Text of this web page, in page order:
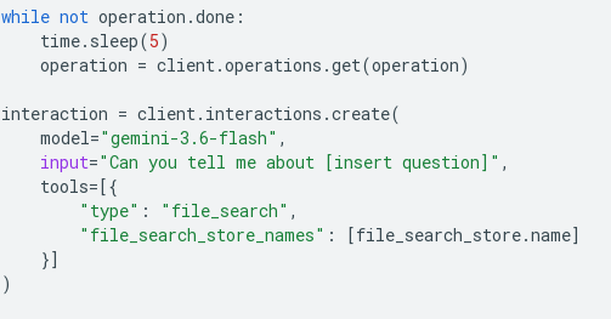
while not operation .done :
time. sleep(5)
operation = client.operations .get(operation)
interaction = client. interactions .create(
model="gemini-3.6-flash" ,
input="Can you tell me about [insert question]" ,
tools=[{
"type" : "file_search" ,
"file_search_store_names" : [file_search_store.name]
}]
)